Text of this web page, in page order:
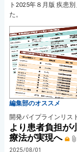
ト2025年８月版 疾患
た。
編集部のオススメ
開発パイプラインリス
より患者負担が
療法が実現へ
2025/08/01